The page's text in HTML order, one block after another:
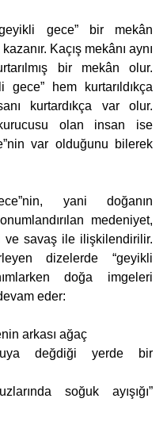
gece” bir mekân
Kaçış mekânı aynı
bir mekân olur.
gece” hem kurtarıldıkça
kurtardıkça var olur.
kurucusu olan insan ise
var olduğunu bilerek
yani doğanın
medeniyet,
ve savaş ile ilişkilendirilir.
dizelerde “geyikli
doğa imgeleri
eder:
arkası ağaç
değdiği yerde bir
soğuk ayışığı”